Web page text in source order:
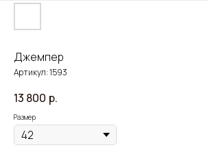
Джемпер
Артикул:1593
13 800 р.
Размер